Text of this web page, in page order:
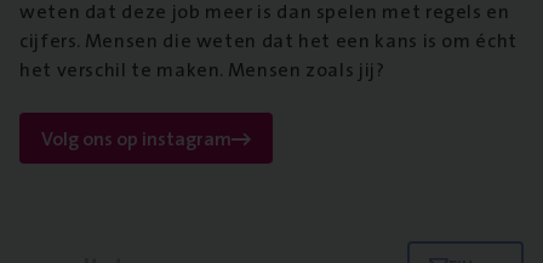
weten dat deze job meer is dan spelen met regels en
cijfers. Mensen die weten dat het een kans is om écht
het verschil te maken. Mensen zoals jij?
Volg ons op instagram